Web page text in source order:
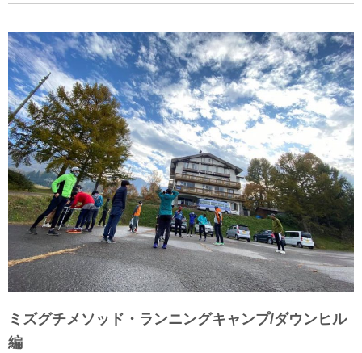
ミズグチメソッド・ランニングキャンプ/ダウンヒル
編